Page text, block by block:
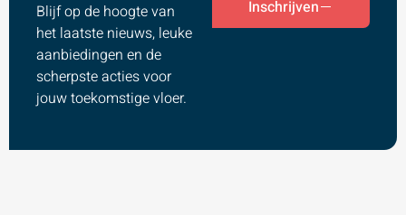
Blijf op de hoogte van
het laatste nieuws, leuke
aanbiedingen en de
scherpste acties voor
jouw toekomstige vloer.
Inschrijven